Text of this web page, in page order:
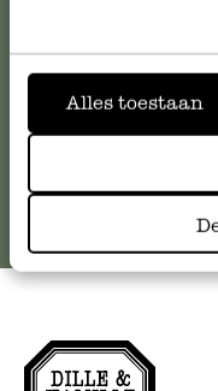
Alles toestaan
Online-Kundenservice